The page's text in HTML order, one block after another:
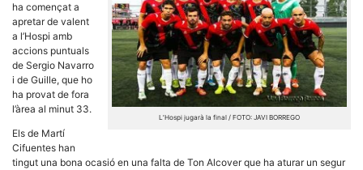
L’Hospi jugarà la final / FOTO: JAVI BORREGO
ha començat a
apretar de valent
a l’Hospi amb
accions puntuals
de Sergio Navarro
i de Guille, que ho
ha provat de fora
l’àrea al minut 33.
Els de Martí
Cifuentes han
tingut una bona ocasió en una falta de Ton Alcover que ha aturar un segur